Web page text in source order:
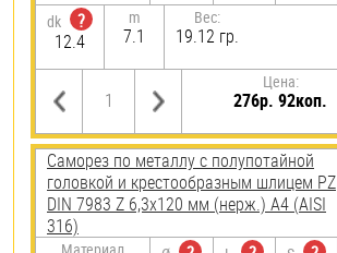
dk
?
12.4
m
7.1
Вес:
19.12 гр.
Цена:
276р. 92коп.
Саморез по металлу с полупотайной
головкой и крестообразным шлицем PZ
DIN 7983 Z 6,3х120 мм (нерж.) A4 (AISI
316)